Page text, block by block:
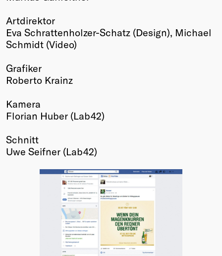
Artdirektor
Eva Schrattenholzer-Schatz (Design), Michael
Schmidt (Video)
Grafiker
Roberto Krainz
Kamera
Florian Huber (Lab42)
Schnitt
Uwe Seifner (Lab42)